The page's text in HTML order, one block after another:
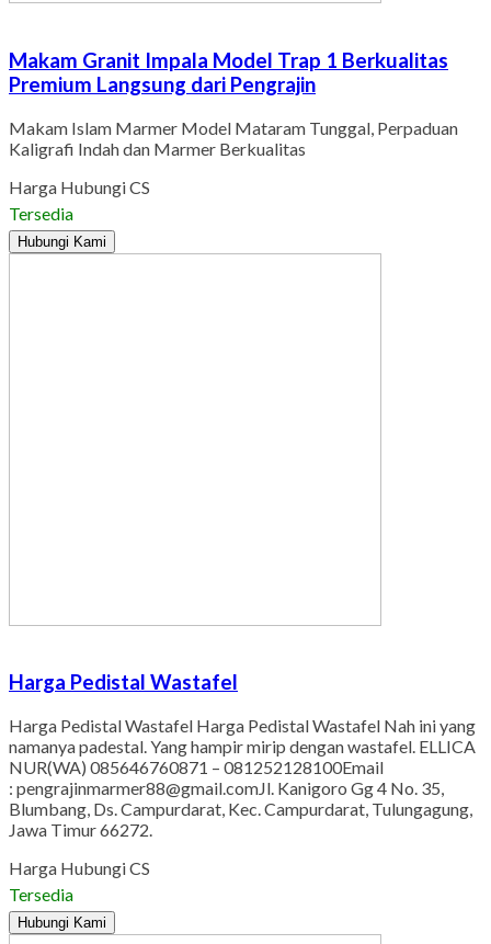
Makam Granit Impala Model Trap 1 Berkualitas
Premium Langsung dari Pengrajin
Makam Islam Marmer Model Mataram Tunggal, Perpaduan
Kaligrafi Indah dan Marmer Berkualitas
Harga Hubungi CS
Tersedia
Hubungi Kami
Harga Pedistal Wastafel
Harga Pedistal Wastafel Harga Pedistal Wastafel Nah ini yang
namanya padestal. Yang hampir mirip dengan wastafel. ELLICA
NUR(WA) 085646760871 – 081252128100Email
: pengrajinmarmer88@gmail.comJl. Kanigoro Gg 4 No. 35,
Blumbang, Ds. Campurdarat, Kec. Campurdarat, Tulungagung,
Jawa Timur 66272.
Harga Hubungi CS
Tersedia
Hubungi Kami